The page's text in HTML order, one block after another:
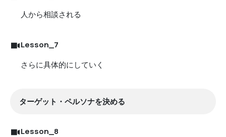
人から相談される
Lesson_7
さらに具体的にしていく
ターゲット・ペルソナを決める
Lesson_8